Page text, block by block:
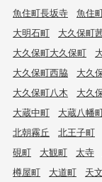
魚住町長坂寺
魚住
大明石町
大久保町
大久保町大久保町
大久保町西脇
大久
大久保町八木
大久
大蔵中町
大蔵八幡
北朝霧丘
北王子町
硯町
大観町 太寺
樽屋町
大道町 天